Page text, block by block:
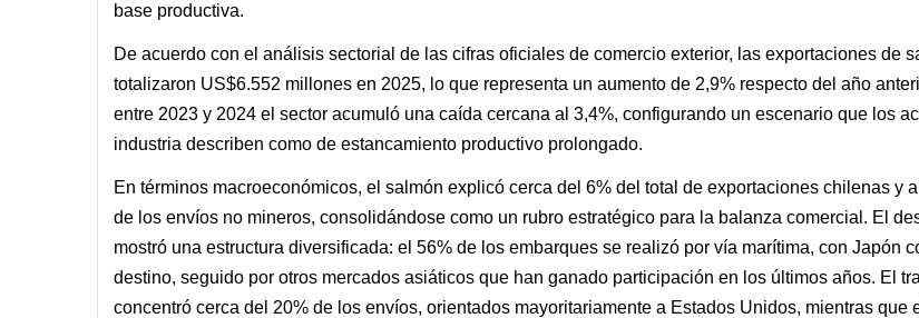
base productiva.
De acuerdo con el análisis sectorial de las cifras oficiales de comercio exterior, las exportaciones de
totalizaron US$6.552 millones en 2025, lo que representa un aumento de 2,9% respecto del año
entre 2023 y 2024 el sector acumuló una caída cercana al 3,4%, configurando un escenario que los
industria describen como de estancamiento productivo prolongado.
En términos macroeconómicos, el salmón explicó cerca del 6% del total de exportaciones chilenas y
de los envíos no mineros, consolidándose como un rubro estratégico para la balanza comercial. El
mostró una estructura diversificada: el 56% de los embarques se realizó por vía marítima, con Japón
destino, seguido por otros mercados asiáticos que han ganado participación en los últimos años. El
concentró cerca del 20% de los envíos, orientados mayoritariamente a Estados Unidos, mientras que